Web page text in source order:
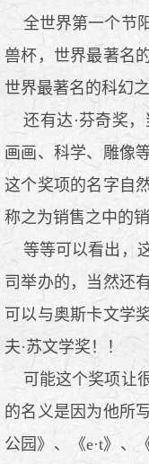
全世界第一个节
兽杯，世界最著名
世界最著名的科幻
还有达·芬奇奖，
画画、科学、雕像
这个奖项的名字自
称之为销售之中的
等等可以看出，
司举办的，当然还
可以与奥斯卡文学
夫·苏文学奖！！
可能这个奖项让
的名义是因为他所
公园》、《e·t》、